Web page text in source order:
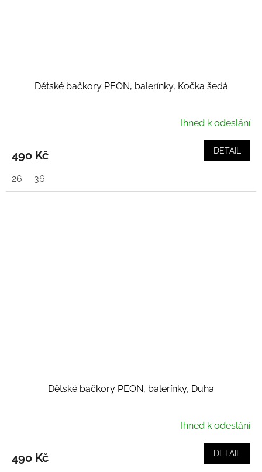
Dětské bačkory PEON, balerínky, Kočka šedá
Ihned k odeslání
490 Kč DETAIL
26 36
Dětské bačkory PEON, balerínky, Duha
Ihned k odeslání
490 Kč DETAIL